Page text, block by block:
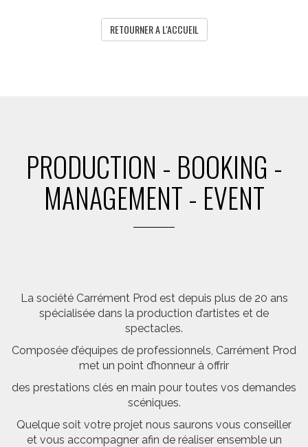
RETOURNER A L'ACCUEIL
PRODUCTION - BOOKING -
MANAGEMENT - EVENT
La société Carrément Prod est depuis plus de 20 ans
spécialisée dans la production d’artistes et de
spectacles.
Composée d’équipes de professionnels, Carrément Prod
met un point d’honneur à offrir
des prestations clés en main pour toutes vos demandes
scéniques.
Quelque soit votre projet nous saurons vous conseiller
et vous accompagner afin de réaliser ensemble un